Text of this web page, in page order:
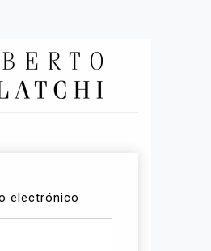
electrónico